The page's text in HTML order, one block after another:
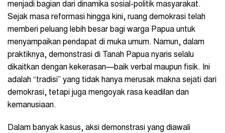
menjadi bagian dari dinamika sosial-politik masyarakat.
Sejak masa reformasi hingga kini, ruang demokrasi telah
memberi peluang lebih besar bagi warga Papua untuk
menyampaikan pendapat di muka umum. Namun, dalam
praktiknya, demonstrasi di Tanah Papua nyaris selalu
dikaitkan dengan kekerasan—baik verbal maupun fisik. Ini
adalah “tradisi” yang tidak hanya merusak makna sejati dari
demokrasi, tetapi juga mengoyak rasa keadilan dan
kemanusiaan.
Dalam banyak kasus, aksi demonstrasi yang diawali